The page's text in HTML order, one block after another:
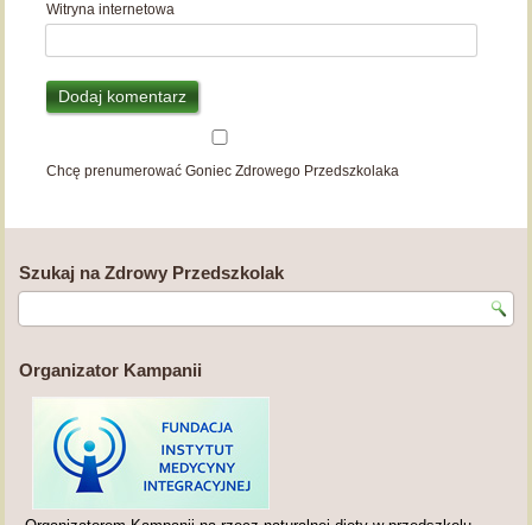
Witryna internetowa
Chcę prenumerować Goniec Zdrowego Przedszkolaka
Szukaj na Zdrowy Przedszkolak
Organizator Kampanii